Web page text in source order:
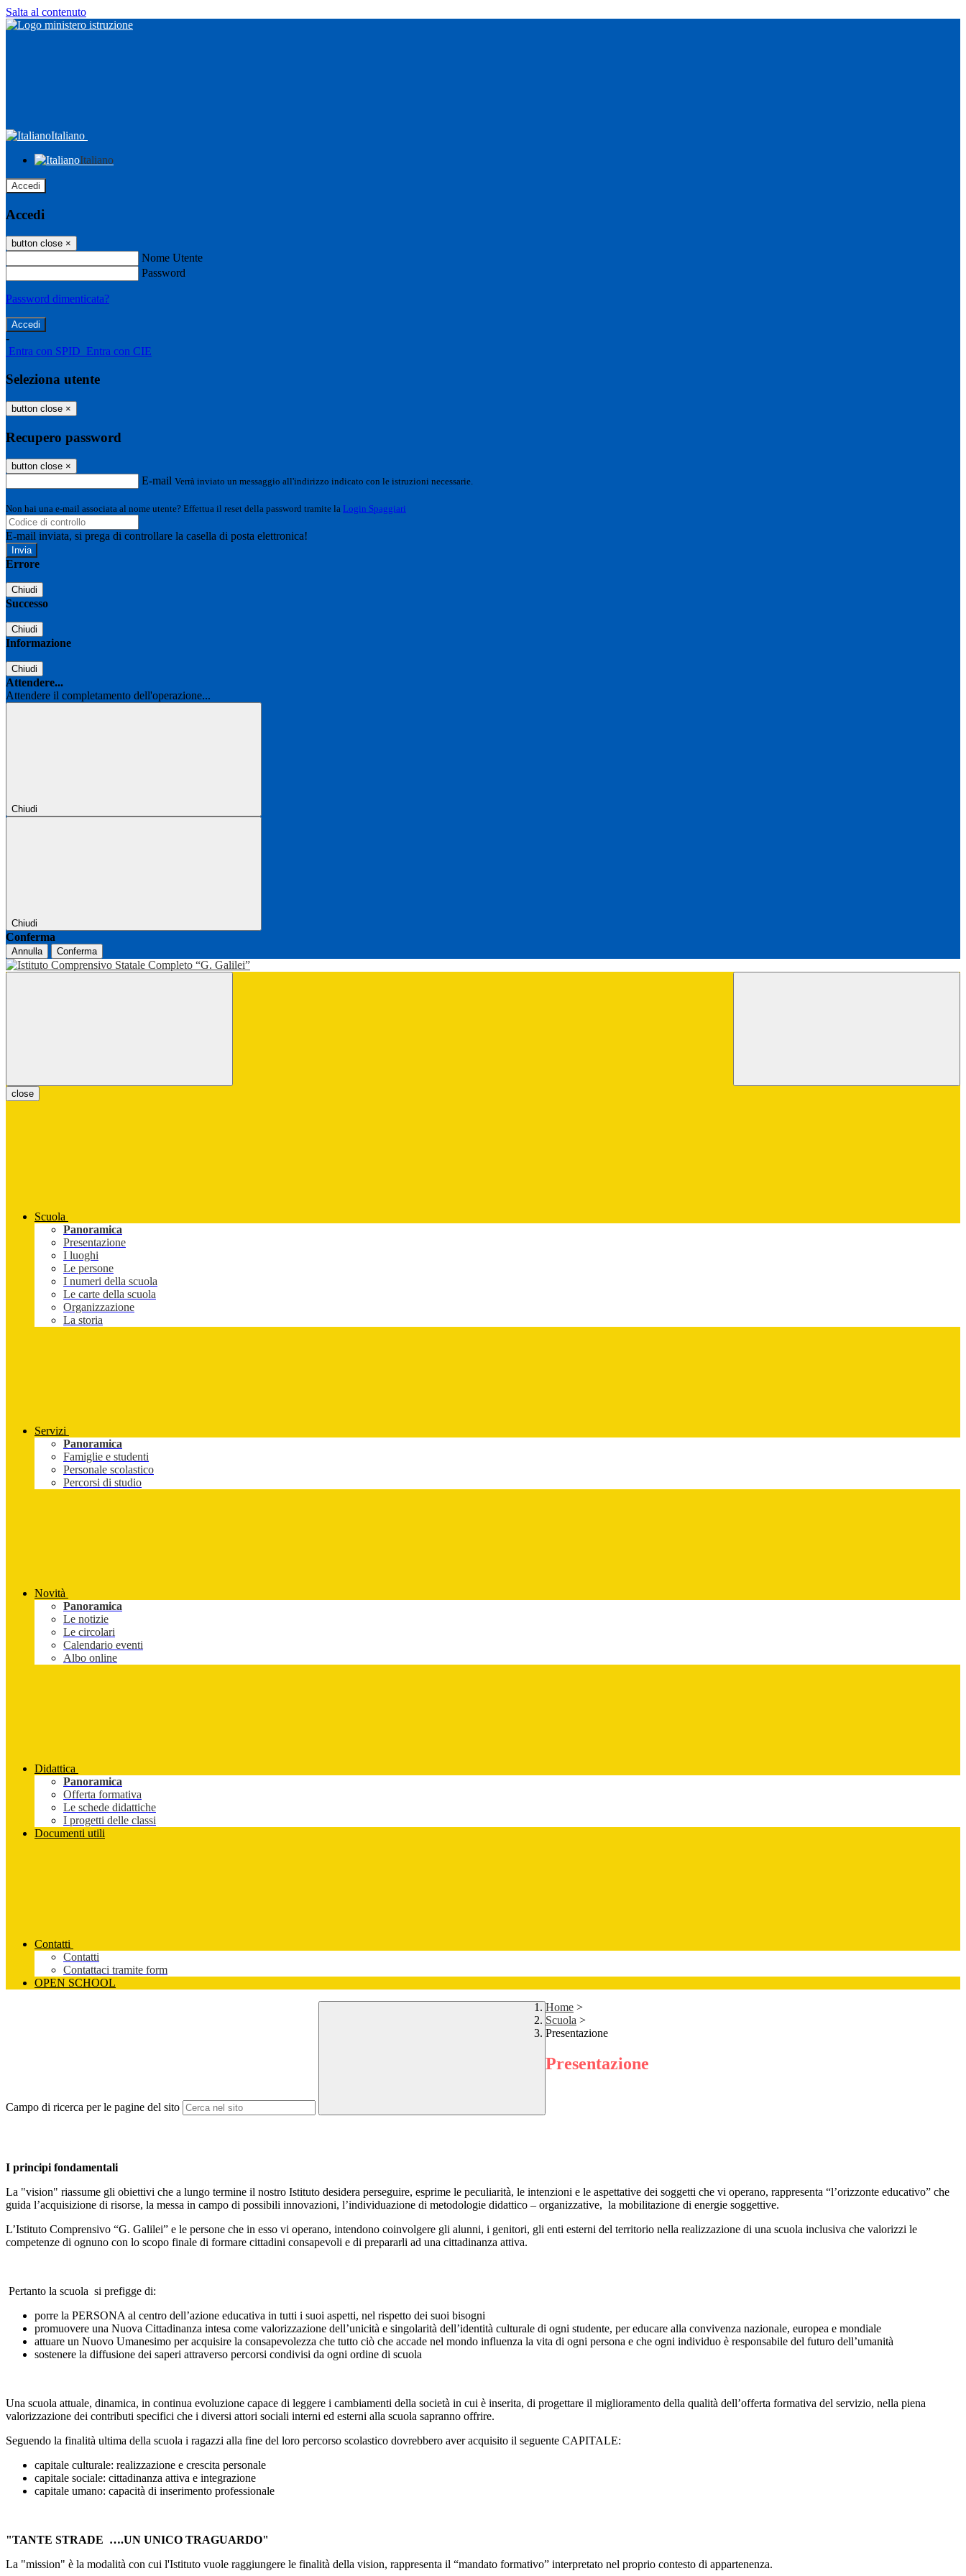
Salta al contenuto
Italiano
Italiano
Accedi
Accedi
button close ×
Nome Utente
Password
Password dimenticata?
-
Entra con SPID Entra con CIE
Seleziona utente
button close ×
Recupero password
button close ×
E-mail Verrà inviato un messaggio all'indirizzo indicato con le istruzioni necessarie.
Non hai una e-mail associata al nome utente? Effettua il reset della password tramite la Login Spaggiari
E-mail inviata, si prega di controllare la casella di posta elettronica!
Errore
Chiudi
Successo
Chiudi
Informazione
Chiudi
Attendere...
Attendere il completamento dell'operazione...
Chiudi
Chiudi
Conferma
Annulla Conferma
close
Scuola
Panoramica
Presentazione
I luoghi
Le persone
I numeri della scuola
Le carte della scuola
Organizzazione
La storia
Servizi
Panoramica
Famiglie e studenti
Personale scolastico
Percorsi di studio
Novità
Panoramica
Le notizie
Le circolari
Calendario eventi
Albo online
Didattica
Panoramica
Offerta formativa
Le schede didattiche
I progetti delle classi
Documenti utili
Contatti
Contatti
Contattaci tramite form
OPEN SCHOOL
Campo di ricerca per le pagine del sito
Home >
Scuola >
Presentazione
Presentazione
I principi fondamentali
La "vision" riassume gli obiettivi che a lungo termine il nostro Istituto desidera perseguire, esprime le peculiarità, le intenzioni e le aspettative dei soggetti che vi operano, rappresenta “l’orizzonte educativo” che
guida l’acquisizione di risorse, la messa in campo di possibili innovazioni, l’individuazione di metodologie didattico – organizzative, la mobilitazione di energie soggettive.
L’Istituto Comprensivo “G. Galilei” e le persone che in esso vi operano, intendono coinvolgere gli alunni, i genitori, gli enti esterni del territorio nella realizzazione di una scuola inclusiva che valorizzi le
competenze di ognuno con lo scopo finale di formare cittadini consapevoli e di prepararli ad una cittadinanza attiva.
Pertanto la scuola si prefigge di:
porre la PERSONA al centro dell’azione educativa in tutti i suoi aspetti, nel rispetto dei suoi bisogni
promuovere una Nuova Cittadinanza intesa come valorizzazione dell’unicità e singolarità dell’identità culturale di ogni studente, per educare alla convivenza nazionale, europea e mondiale
attuare un Nuovo Umanesimo per acquisire la consapevolezza che tutto ciò che accade nel mondo influenza la vita di ogni persona e che ogni individuo è responsabile del futuro dell’umanità
sostenere la diffusione dei saperi attraverso percorsi condivisi da ogni ordine di scuola
Una scuola attuale, dinamica, in continua evoluzione capace di leggere i cambiamenti della società in cui è inserita, di progettare il miglioramento della qualità dell’offerta formativa del servizio, nella piena
valorizzazione dei contributi specifici che i diversi attori sociali interni ed esterni alla scuola sapranno offrire.
Seguendo la finalità ultima della scuola i ragazzi alla fine del loro percorso scolastico dovrebbero aver acquisito il seguente CAPITALE:
capitale culturale: realizzazione e crescita personale
capitale sociale: cittadinanza attiva e integrazione
capitale umano: capacità di inserimento professionale
"TANTE STRADE ….UN UNICO TRAGUARDO"
La "mission" è la modalità con cui l'Istituto vuole raggiungere le finalità della vision, rappresenta il “mandato formativo” interpretato nel proprio contesto di appartenenza.